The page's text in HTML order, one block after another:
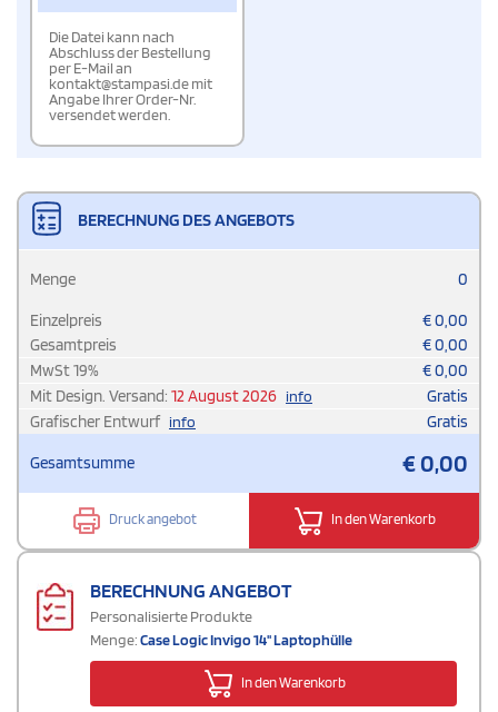
Die Datei kann nach
Abschluss der Bestellung
per E-Mail an
kontakt@stampasi.de mit
Angabe Ihrer Order-Nr.
versendet werden.
BERECHNUNG DES ANGEBOTS
Menge 0
Einzelpreis €0,00
Gesamtpreis
€0,00
MwSt19% €0,00
Mit Design. Versand: 12 August 2026 info
Gratis
Grafischer Entwurf info Gratis
Gesamtsumme €0,00
Druck angebot In den Warenkorb
BERECHNUNG ANGEBOT
Personalisierte Produkte
Menge:Case Logic Invigo 14'' Laptophülle
In den Warenkorb